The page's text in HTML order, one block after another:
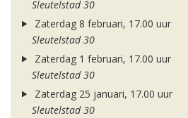
Sleutelstad 30
Zaterdag 8 februari, 17.00 uur
Sleutelstad 30
Zaterdag 1 februari, 17.00 uur
Sleutelstad 30
Zaterdag 25 januari, 17.00 uur
Sleutelstad 30